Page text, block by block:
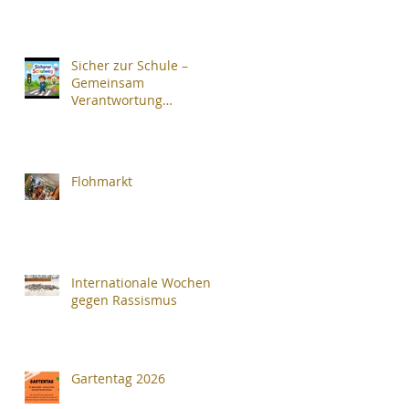
Sicher zur Schule –
Gemeinsam
Verantwortung
Flohmarkt
Internationale Wochen
gegen Rassismus
Gartentag 2026